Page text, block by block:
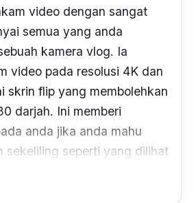
video dengan sangat
semua yang anda
kamera vlog. Ia
video pada resolusi 4K dan
skrin flip yang membolehkan
darjah. Ini memberi
anda jika anda mahu
sekeliling seperti yang dilihat